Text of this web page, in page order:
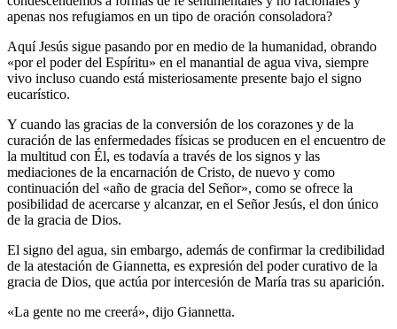
apenas nos refugiamos en un tipo de oración consoladora?
Aquí Jesús sigue pasando por en medio de la humanidad, obrando
«por el poder del Espíritu» en el manantial de agua viva, siempre
vivo incluso cuando está misteriosamente presente bajo el signo
eucarístico.
Y cuando las gracias de la conversión de los corazones y de la
curación de las enfermedades físicas se producen en el encuentro de
la multitud con Él, es todavía a través de los signos y las
mediaciones de la encarnación de Cristo, de nuevo y como
continuación del «año de gracia del Señor», como se ofrece la
posibilidad de acercarse y alcanzar, en el Señor Jesús, el don único
de la gracia de Dios.
El signo del agua, sin embargo, además de confirmar la credibilidad
de la atestación de Giannetta, es expresión del poder curativo de la
gracia de Dios, que actúa por intercesión de María tras su aparición.
«La gente no me creerá», dijo Giannetta.